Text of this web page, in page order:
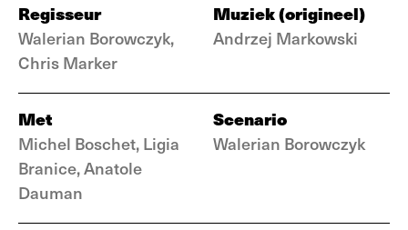
Regisseur
Walerian Borowczyk,
Chris Marker
Muziek (origineel)
Andrzej Markowski
Met
Michel Boschet, Ligia
Branice, Anatole
Dauman
Scenario
Walerian Borowczyk